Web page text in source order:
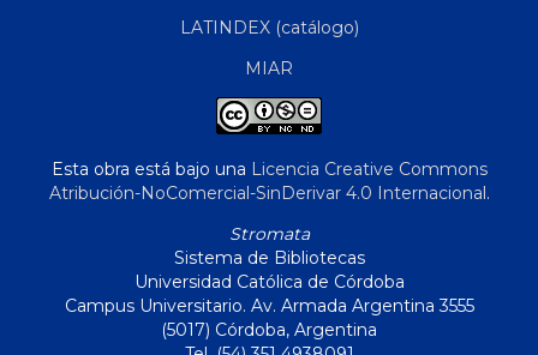
LATINDEX (catálogo)
MIAR
Esta obra está bajo una Licencia Creative Commons
Atribución-NoComercial-SinDerivar 4.0 Internacional.
Stromata
Sistema de Bibliotecas
Universidad Católica de Córdoba
Campus Universitario. Av. Armada Argentina 3555
(5017) Córdoba, Argentina